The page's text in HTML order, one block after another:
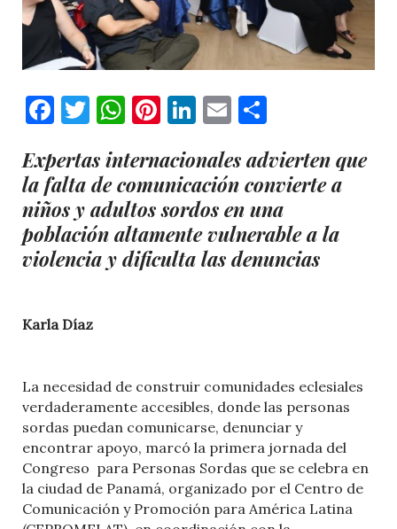
Facebook
Twitter
WhatsApp
Pinterest
LinkedIn
Email
Expertas internacionales advierten que
la falta de comunicación convierte a
niños y adultos sordos en una
población altamente vulnerable a la
violencia y dificulta las denuncias
Karla Díaz
La necesidad de construir comunidades eclesiales
verdaderamente accesibles, donde las personas
sordas puedan comunicarse, denunciar y
encontrar apoyo, marcó la primera jornada del
Congreso para Personas Sordas que se celebra en
la ciudad de Panamá, organizado por el Centro de
Comunicación y Promoción para América Latina